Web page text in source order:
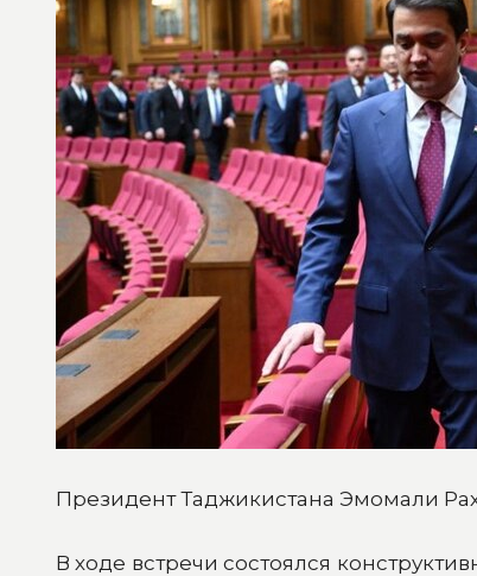
Президент Таджикистана Эмомали
В ходе встречи состоялся